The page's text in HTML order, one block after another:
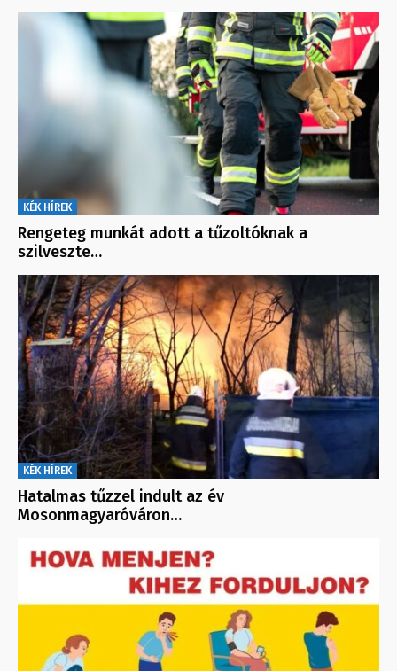
KÉK HÍREK
Rengeteg munkát adott a tűzoltóknak a
szilveszte…
KÉK HÍREK
Hatalmas tűzzel indult az év
Mosonmagyaróváron…